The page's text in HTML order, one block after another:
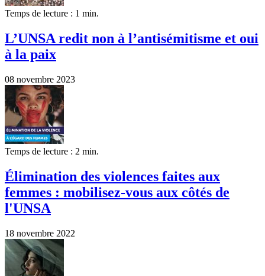
Temps de lecture : 1 min.
L’UNSA redit non à l’antisémitisme et oui
à la paix
08 novembre 2023
Temps de lecture : 2 min.
Élimination des violences faites aux
femmes : mobilisez-vous aux côtés de
l'UNSA
18 novembre 2022